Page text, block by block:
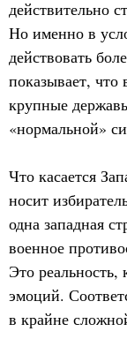
действительно
Но именно в
действовать
показывает, что
крупные
«нормальной»
Что касается
носит
одна западная
военное
Это реальность,
эмоций.
в крайне